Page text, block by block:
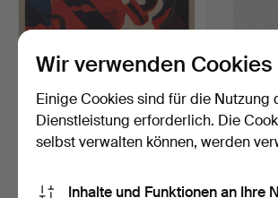
3 Tage
3 Tage
Wir verwenden Cookies
Einige Cookies sind für die Nutzung
Dienstleistung erforderlich. Die
selbst verwalten können, werden
Inhalte und Funktionen an Ihre